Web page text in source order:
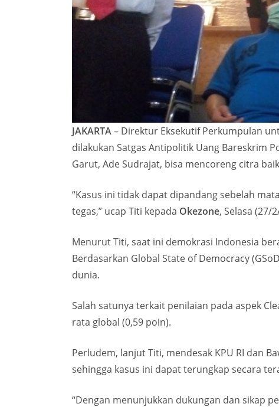
JAKARTA– Direktur Eksekutif Perkumpulan
dilakukan Satgas Antipolitik Uang Bareskrim
Garut, Ade Sudrajat, bisa mencoreng citra
“Kasus ini tidak dapat dipandang sebelah
tegas,” ucap Titi kepada Okezone, Selasa (27/
Menurut Titi, saat ini demokrasi Indonesia
Berdasarkan Global State of Democracy
dunia.
Salah satunya terkait penilaian pada aspek
rata global (0,59 poin).
Perludem, lanjut Titi, mendesak KPU RI dan
sehingga kasus ini dapat terungkap secara
“Dengan menunjukkan dukungan dan sikap